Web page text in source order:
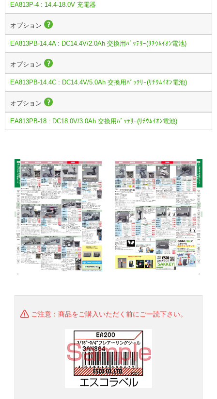
EA813P-4 : 14.4-18.0V 充電器
オプション
EA813PB-14.4A : DC14.4V/2.0Ah 交換用ﾊﾞｯﾃﾘｰ(ﾘﾁｳﾑｲｵﾝ電池)
オプション
EA813PB-14.4C : DC14.4V/5.0Ah 交換用ﾊﾞｯﾃﾘｰ(ﾘﾁｳﾑｲｵﾝ電池)
オプション
EA813PB-18 : DC18.0V/3.0Ah 交換用ﾊﾞｯﾃﾘｰ(ﾘﾁｳﾑｲｵﾝ電池)
ご注意：商品をご購入いただく前にご一読下さい。